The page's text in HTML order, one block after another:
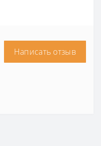
Написать отзыв